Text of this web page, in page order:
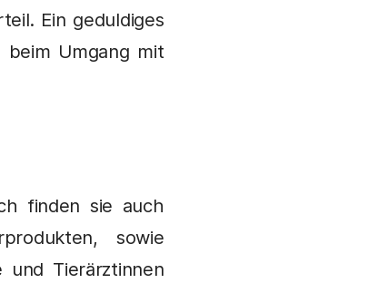
Ein geduldiges
beim Umgang mit
finden sie auch
sowie
Tierärztinnen